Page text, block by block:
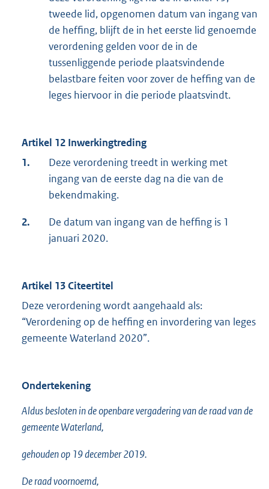
tweede lid, opgenomen datum van ingang van
de heffing, blijft de in het eerste lid genoemde
verordening gelden voor de in de
tussenliggende periode plaatsvindende
belastbare feiten voor zover de heffing van de
leges hiervoor in die periode plaatsvindt.
Artikel 12 Inwerkingtreding
1.
Deze verordening treedt in werking met
ingang van de eerste dag na die van de
bekendmaking.
2.
De datum van ingang van de heffing is 1
januari 2020.
Artikel 13 Citeertitel
Deze verordening wordt aangehaald als:
“Verordening op de heffing en invordering van leges
gemeente Waterland 2020”.
Ondertekening
Aldus besloten in de openbare vergadering van de raad van de
gemeente Waterland,
gehouden op 19 december 2019.
De raad voornoemd,